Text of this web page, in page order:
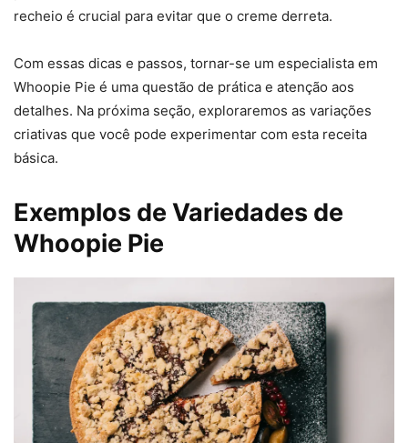
recheio é crucial para evitar que o creme derreta.
Com essas dicas e passos, tornar-se um especialista em
Whoopie Pie é uma questão de prática e atenção aos
detalhes. Na próxima seção, exploraremos as variações
criativas que você pode experimentar com esta receita
básica.
Exemplos de Variedades de
Whoopie Pie